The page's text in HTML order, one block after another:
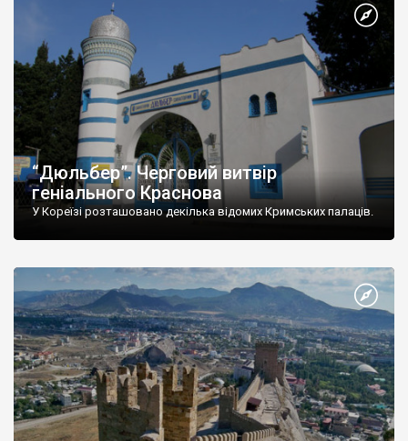
“Дюльбер”. Черговий витвір
геніального Краснова
У Кореїзі розташовано декілька відомих Кримських палаців.